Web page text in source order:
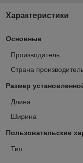
Характеристики
Основные
Производитель
Страна
Размер
Длина
Ширина
Пользовательские
Тип